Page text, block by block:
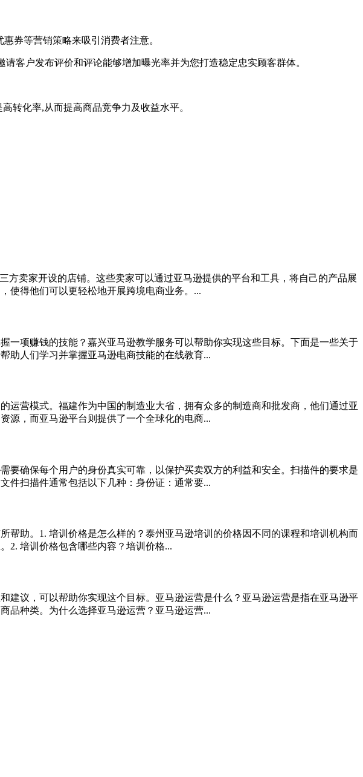
券等营销策略来吸引消费者注意。
客户发布评价和评论能够增加曝光率并为您打造稳定忠实顾客群体。
转化率,从而提高商品竞争力及收益水平。
卖家开设的店铺。这些卖家可以通过亚马逊提供的平台和工具，将自己的产品展
使得他们可以更轻松地开展跨境电商业务。...
项赚钱的技能？嘉兴亚马逊教学服务可以帮助你实现这些目标。下面是一些关于
助人们学习并掌握亚马逊电商技能的在线教育...
营模式。福建作为中国的制造业大省，拥有众多的制造商和批发商，他们通过亚
源，而亚马逊平台则提供了一个全球化的电商...
要确保每个用户的身份真实可靠，以保护买卖双方的利益和安全。扫描件的要求是
件扫描件通常包括以下几种：身份证：通常要...
助。1. 培训价格是怎么样的？泰州亚马逊培训的价格因不同的课程和培训机构而
2. 培训价格包含哪些内容？培训价格...
建议，可以帮助你实现这个目标。亚马逊运营是什么？亚马逊运营是指在亚马逊平
品种类。为什么选择亚马逊运营？亚马逊运营...